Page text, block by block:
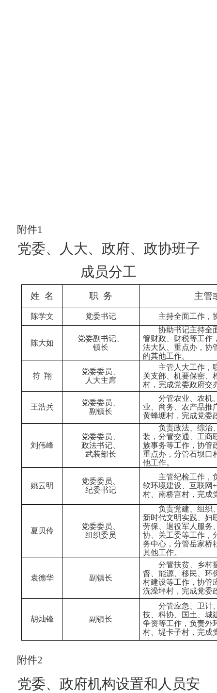
附件1
党委、人大、政府、政协班子
成员分工
姓 名 职 务 主管
陈学文 党委书记 主持全面工作 ，
陈大如
党委副书记、
镇长
协助书记主持全
管财政、 财税等工作
法大队、重点办，协
的其他工作。
符 翔
党委委员、
人大主席
主管人大工作，
关支部、机要保密、
村，完成党委政府交
王浩兵
党委委员、
副镇长
分管农业、农机
业、商务、农产品推
黄蜂塘村，完成党委
刘伟峰
党委委员、
政法书记、
武装部长
负责政法、综治
装 ，分管交通、 工商
族事务等工作，协管
重点办 ，分管石坝
他工作。
姚云明
党委委员、
纪委书记
主管纪检工作，
软环境建设、互联网+
村、南桥宫村，完成
夏贝伶
党委委员、
组织委员
负责党建、组织
新时代文明实践 、妇
劳保、退役军人服务
协、关工委等工作，
务中心，分管岳家桥
其他工作。
袁德华 副镇长
分管扶贫、乡村
督、能源、移民、环
村建设等工作 ，协管
洗澡坪村，完成党委
胡灿锋 副镇长
分管应急、 卫计
技、科协、国土、城
争资等工作，负责外
村、堤卡子村，完成
附件2
党委、 政府机构设置和人员安